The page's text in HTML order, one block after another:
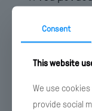
μάλιστα σε
τον
επενδύσουμε
5 αστέρων το
Consent
This website
We use
provide social